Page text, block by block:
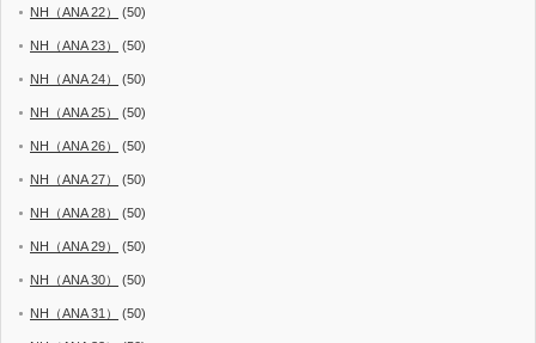
NH（ANA 22） (50)
NH（ANA 23） (50)
NH（ANA 24） (50)
NH（ANA 25） (50)
NH（ANA 26） (50)
NH（ANA 27） (50)
NH（ANA 28） (50)
NH（ANA 29） (50)
NH（ANA 30） (50)
NH（ANA 31） (50)